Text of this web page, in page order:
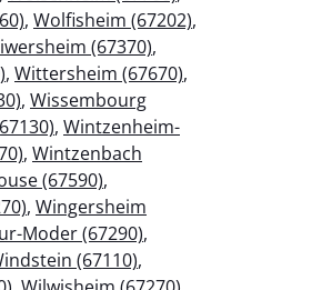
, Wolfisheim (67202),
(67370),
, Wittersheim (67670),
, Wissembourg
, Wintzenheim-
, Wintzenbach
(67590),
, Wingersheim
Moder (67290),
(67110),